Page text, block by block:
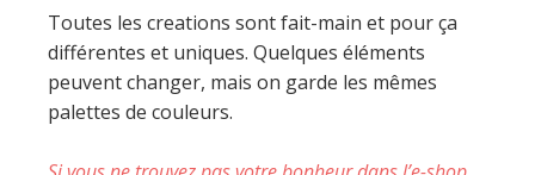
Toutes les creations sont fait-main et pour ça
différentes et uniques. Quelques éléments
peuvent changer, mais on garde les mêmes
palettes de couleurs.